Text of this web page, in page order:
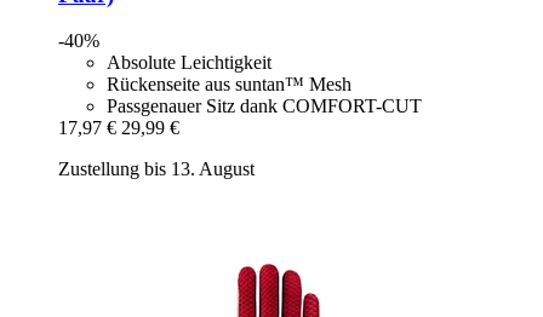
-40%
Absolute Leichtigkeit
Rückenseite aus suntan™ Mesh
Passgenauer Sitz dank COMFORT-CUT
17,97 € 29,99 €
Zustellung bis 13. August